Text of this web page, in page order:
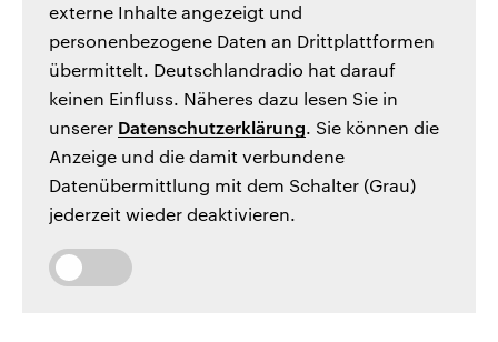
externe Inhalte angezeigt und
personenbezogene Daten an Drittplattformen
übermittelt. Deutschlandradio hat darauf
keinen Einfluss. Näheres dazu lesen Sie in
unserer Datenschutzerklärung. Sie können die
Anzeige und die damit verbundene
Datenübermittlung mit dem Schalter (Grau)
jederzeit wieder deaktivieren.